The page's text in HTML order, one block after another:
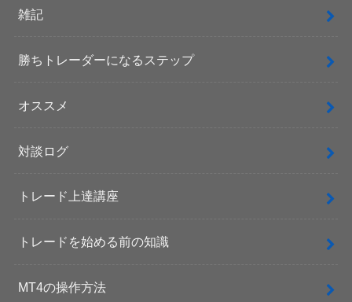
雑記
勝ちトレーダーになるステップ
オススメ
対談ログ
トレード上達講座
トレードを始める前の知識
MT4の操作方法